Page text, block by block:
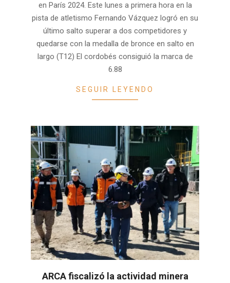
en París 2024. Este lunes a primera hora en la
pista de atletismo Fernando Vázquez logró en su
último salto superar a dos competidores y
quedarse con la medalla de bronce en salto en
largo (T12) El cordobés consiguió la marca de
6.88
SEGUIR LEYENDO
ARCA fiscalizó la actividad minera